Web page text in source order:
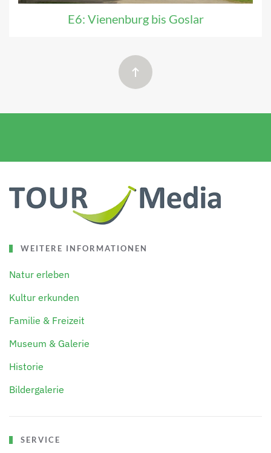
E6: Vienenburg bis Goslar
WEITERE INFORMATIONEN
Natur erleben
Kultur erkunden
Familie & Freizeit
Museum & Galerie
Historie
Bildergalerie
SERVICE